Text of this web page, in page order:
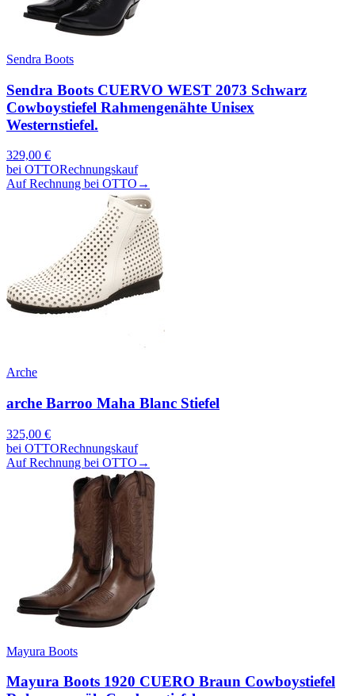
Sendra Boots
Sendra Boots CUERVO WEST 2073 Schwarz
Cowboystiefel Rahmengenähte Unisex
Westernstiefel.
329,00 €
bei OTTORechnungskauf
Auf Rechnung bei OTTO →
Arche
arche Barroo Maha Blanc Stiefel
325,00 €
bei OTTORechnungskauf
Auf Rechnung bei OTTO →
Mayura Boots
Mayura Boots 1920 CUERO Braun Cowboystiefel